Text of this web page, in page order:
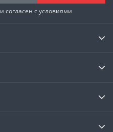
и согласен с условиями